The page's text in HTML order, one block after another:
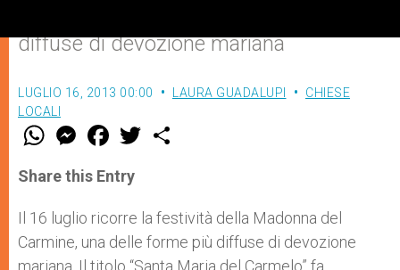
diffuse di devozione mariana
LUGLIO 16, 2013 00:00 LAURA GUADALUPI
CHIESE
LOCALI
W
t
s
p
p
M
e
s
e
g
e
r
F
a
e
b
o
k
w
r
Share this Entry
Il 16 luglio ricorre la festività della Madonna del
Carmine, una delle forme più diffuse di devozione
mariana. Il titolo “Santa Maria del Carmelo” fa